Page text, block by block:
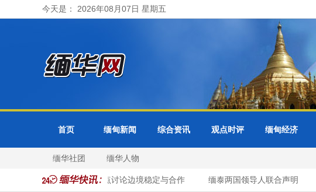
今天是： 2026年08月07日 星期五
首页 缅甸新闻 综合资讯 观点时评 缅甸经济
缅华社团 缅华人物
与缅甸总统举行会谈 重点讨论边境稳定与合作 缅泰两国领导人联合声明